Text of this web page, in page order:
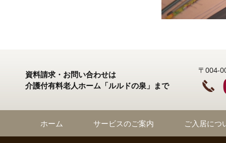
資料請求・お問い合わせは
介護付有料老人ホーム「ルルドの泉」まで
〒004-
ホーム サービスのご案内 ご入居につ